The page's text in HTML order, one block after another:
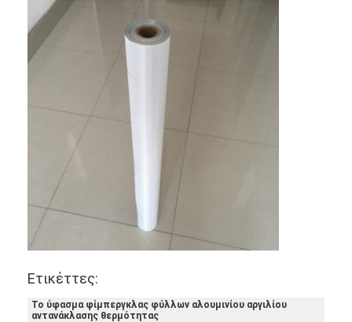
Προϊόντα
Περίπου εμείς
Ποιοτικός έλεγχος
Μας ελάτε σε επαφή με
Ετικέττες:
Το ύφασμα φίμπεργκλας φύλλων αλουμινίου αργιλίου
αντανάκλασης θερμότητας